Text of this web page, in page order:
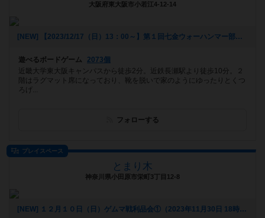
大阪府東大阪市小若江4-12-14
[NEW] 【2023/12/17（日）13：00～】第１回七金ウォーハンマー部（2023年12月06日 16時25分）
遊べるボードゲーム
2073個
近畿大学東大阪キャンパスから徒歩2分。近鉄長瀬駅より徒歩10分。２
階はラグマット席になっており、靴を脱いで家のようにゆったりとくつ
ろげ...
フォローする
プレイスペース
とまり木
神奈川県小田原市栄町3丁目12-8
[NEW] １２月１０日（日）ゲムマ戦利品会①（2023年11月30日 18時05分）